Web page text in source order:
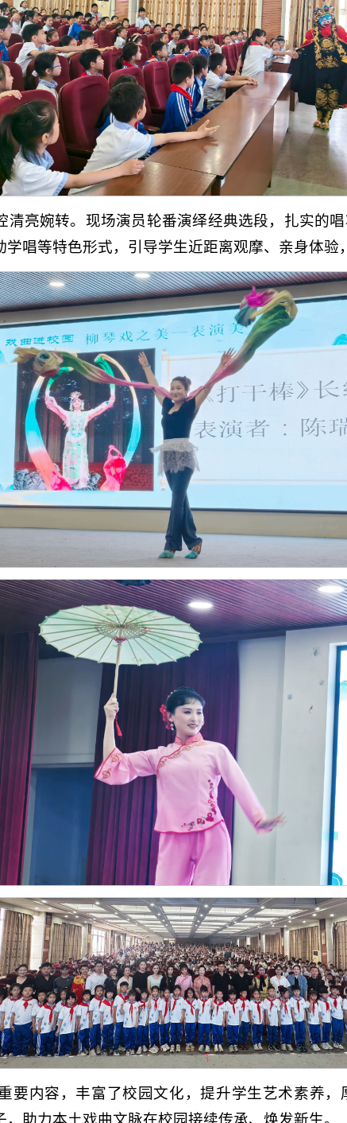
亮婉转。现场演员轮番演绎经典选段，扎实的
唱等特色形式，引导学生近距离观摩、亲身体验
要内容，丰富了校园文化，提升学生艺术素养
助力本土戏曲文脉在校园接续传承、焕发新生。